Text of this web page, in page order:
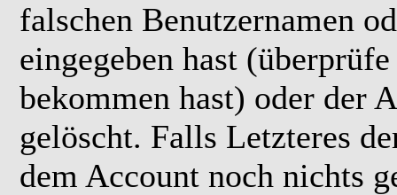
falschen Benutzernamen
eingegeben hast
bekommen hast) oder der
gelöscht. Falls Letzteres
dem Account noch nichts